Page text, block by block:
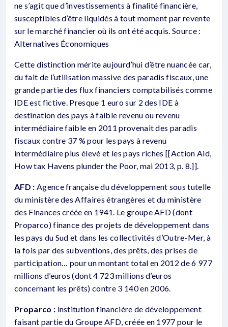
ne s’agit que d’investissements à finalité financière,
susceptibles d’être liquidés à tout moment par revente
sur le marché financier où ils ont été acquis. Source :
Alternatives Économiques
Cette distinction mérite aujourd’hui d’être nuancée car,
du fait de l’utilisation massive des paradis fiscaux, une
grande partie des flux financiers comptabilisés comme
IDE est fictive. Presque 1 euro sur 2 des IDE à
destination des pays à faible revenu ou revenu
intermédiaire faible en 2011 provenait des paradis
fiscaux contre 37 % pour les pays à revenu
intermédiaire plus élevé et les pays riches [[Action Aid,
How tax Havens plunder the Poor, mai 2013, p. 8.]].
AFD : Agence française du développement sous tutelle
du ministère des Affaires étrangères et du ministère
des Finances créée en 1941. Le groupe AFD (dont
Proparco) finance des projets de développement dans
les pays du Sud et dans les collectivités d’Outre-Mer, à
la fois par des subventions, des prêts, des prises de
participation… pour un montant total en 2012 de 6 977
millions d’euros (dont 4 723 millions d’euros
concernant les prêts) contre 3 140 en 2006.
Proparco : institution financière de développement
faisant partie du Groupe AFD, créée en 1977 pour le